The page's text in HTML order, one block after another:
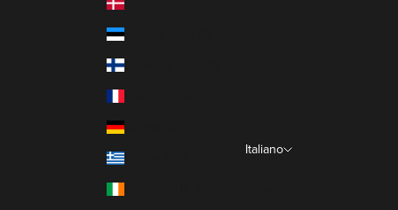
Danimarca (EUR €)
Estonia (EUR €)
Finlandia (EUR €)
Germania (EUR €)
Grecia (EUR €)
Italiano